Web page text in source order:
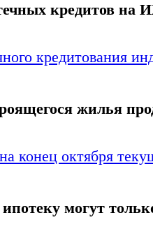
кредитов на
кредитования
жилья
конец октября
могут